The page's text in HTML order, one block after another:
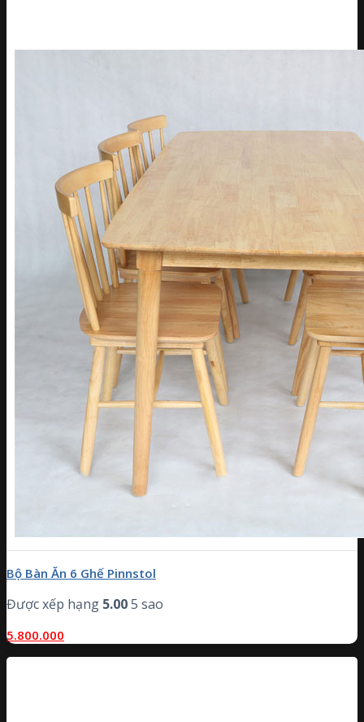
Bộ Bàn Ăn 6 Ghế Pinnstol
Được xếp hạng 5.005 sao
5.800.000